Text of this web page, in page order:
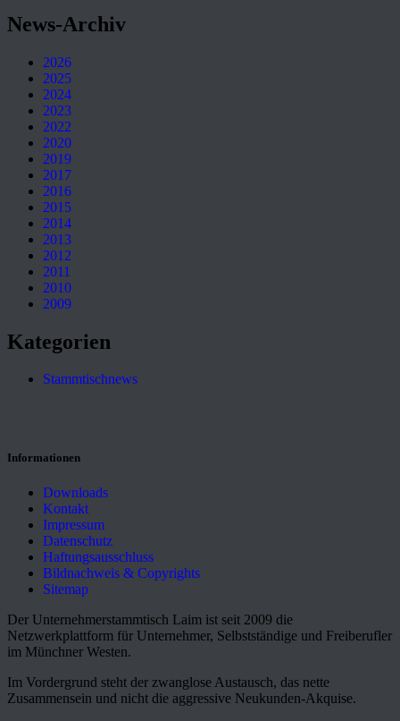
News-Archiv
2026
2025
2024
2023
2022
2020
2019
2017
2016
2015
2014
2013
2012
2011
2010
2009
Kategorien
Stammtischnews
Informationen
Downloads
Kontakt
Impressum
Datenschutz
Haftungsausschluss
Bildnachweis & Copyrights
Sitemap
Der Unternehmerstammtisch Laim ist seit 2009 die
Netzwerkplattform für Unternehmer, Selbstständige und Freiberufler
im Münchner Westen.
Im Vordergrund steht der zwanglose Austausch, das nette
Zusammensein und nicht die aggressive Neukunden-Akquise.